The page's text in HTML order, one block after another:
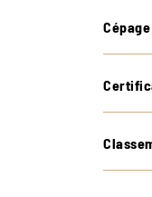
Cépage